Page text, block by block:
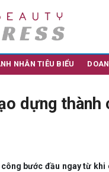
NHÂN TIÊU BIỂU
dựng thành
bước đầu ngay từ